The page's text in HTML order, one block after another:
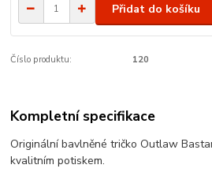
Přidat do košíku
Číslo produktu: 120
Kompletní specifikace
Originální bavlněné tričko Outlaw
kvalitním potiskem.